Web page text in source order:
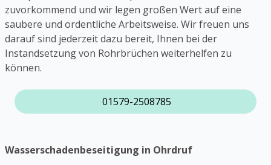
zuvorkommend und wir legen großen Wert auf eine
saubere und ordentliche Arbeitsweise. Wir freuen uns
darauf sind jederzeit dazu bereit, Ihnen bei der
Instandsetzung von Rohrbrüchen weiterhelfen zu
können.
01579-2508785
Wasserschadenbeseitigung in Ohrdruf